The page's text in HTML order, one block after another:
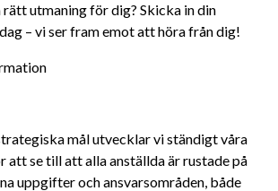
utmaning för dig? Skicka in din
– vi ser fram emot att höra från dig!
mål utvecklar vi ständigt våra
att se till att alla anställda är rustade på
uppgifter och ansvarsområden, både